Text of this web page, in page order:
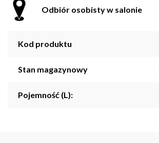
Odbiór osobisty w salonie
Kod produktu
Stan magazynowy
Pojemność (L):